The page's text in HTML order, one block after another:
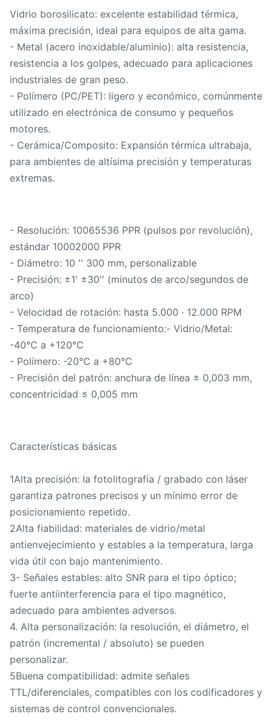
Vidrio borosilicato: excelente estabilidad térmica,
máxima precisión, ideal para equipos de alta gama.
- Metal (acero inoxidable/aluminio): alta resistencia,
resistencia a los golpes, adecuado para aplicaciones
industriales de gran peso.
- Polímero (PC/PET): ligero y económico, comúnmente
utilizado en electrónica de consumo y pequeños
motores.
- Cerámica/Composito: Expansión térmica ultrabaja,
para ambientes de altísima precisión y temperaturas
extremas.
- Resolución: 10065536 PPR (pulsos por revolución),
estándar 10002000 PPR
- Diámetro: 10 ′′ 300 mm, personalizable
- Precisión: ±1′ ±30′′ (minutos de arco/segundos de
arco)
- Velocidad de rotación: hasta 5.000 ∙ 12.000 RPM
- Temperatura de funcionamiento:- Vidrio/Metal:
-40°C a +120°C
- Polímero: -20°C a +80°C
- Precisión del patrón: anchura de línea ± 0,003 mm,
concentricidad ≤ 0,005 mm
Características básicas
1Alta precisión: la fotolitografía / grabado con láser
garantiza patrones precisos y un mínimo error de
posicionamiento repetido.
2Alta fiabilidad: materiales de vidrio/metal
antienvejecimiento y estables a la temperatura, larga
vida útil con bajo mantenimiento.
3- Señales estables: alto SNR para el tipo óptico;
fuerte antiinterferencia para el tipo magnético,
adecuado para ambientes adversos.
4. Alta personalización: la resolución, el diámetro, el
patrón (incremental / absoluto) se pueden
personalizar.
5Buena compatibilidad: admite señales
TTL/diferenciales, compatibles con los codificadores y
sistemas de control convencionales.